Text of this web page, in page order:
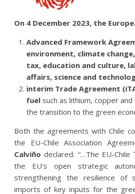
On 4 December 2023, the
Advanced Framework
environment, climate change,
tax, education and culture,
affairs, science and
interim Trade Agreement
fuel such as lithium, copper
the transition to the green
Both the agreements with Chile
the EU-Chile Association
Calviño declared: “…The EU-
the EU’s open strategic
strengthening the resilience of
imports of key inputs for the